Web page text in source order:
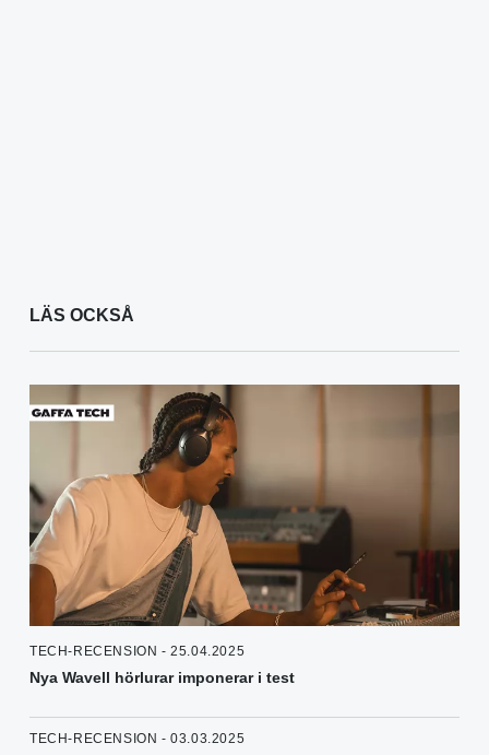
LÄS OCKSÅ
TECH-RECENSION - 25.04.2025
Nya Wavell hörlurar imponerar i test
TECH-RECENSION - 03.03.2025